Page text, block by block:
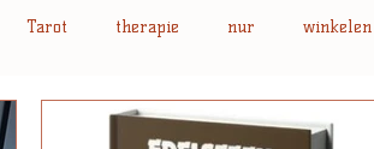
Tarot therapie nur winkelen